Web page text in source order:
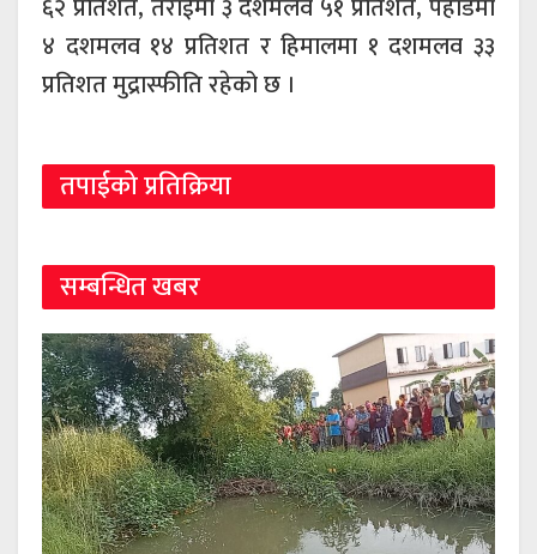
६२ प्रतिशत, तराईमा ३ दशमलव ५१ प्रतिशत, पहाडमा
४ दशमलव १४ प्रतिशत र हिमालमा १ दशमलव ३३
प्रतिशत मुद्रास्फीति रहेको छ ।
तपाईको प्रतिक्रिया
सम्बन्धित खबर